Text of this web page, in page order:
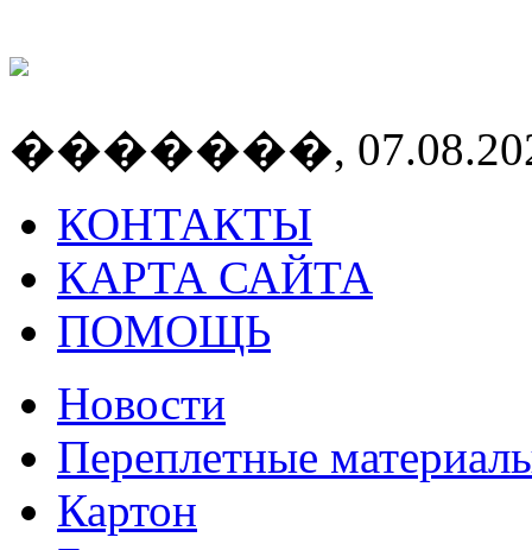
�������,
КОНТАКТЫ
КАРТА САЙТА
ПОМОЩЬ
Новости
Переплетные
Картон